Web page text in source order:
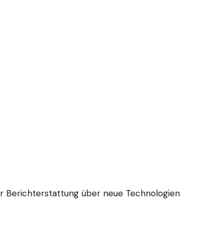
Berichterstattung über neue Technologien